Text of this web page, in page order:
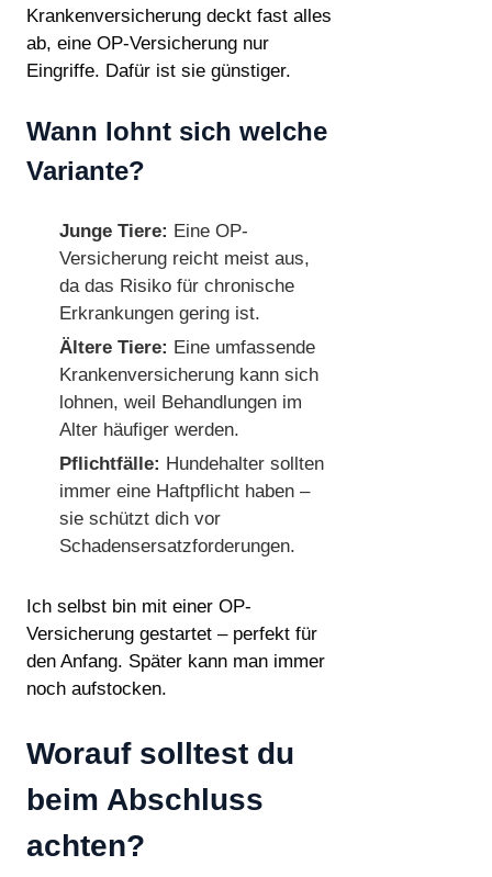
Krankenversicherung deckt fast alles
ab, eine OP-Versicherung nur
Eingriffe. Dafür ist sie günstiger.
Wann lohnt sich welche
Variante?
Junge Tiere: Eine OP-
Versicherung reicht meist aus,
da das Risiko für chronische
Erkrankungen gering ist.
Ältere Tiere: Eine umfassende
Krankenversicherung kann sich
lohnen, weil Behandlungen im
Alter häufiger werden.
Pflichtfälle: Hundehalter sollten
immer eine Haftpflicht haben –
sie schützt dich vor
Schadensersatzforderungen.
Ich selbst bin mit einer OP-
Versicherung gestartet – perfekt für
den Anfang. Später kann man immer
noch aufstocken.
Worauf solltest du
beim Abschluss
achten?